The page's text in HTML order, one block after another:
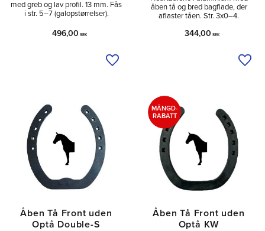
med greb og lav profil. 13 mm. Fås
i str. 5–7 (galopstørrelser).
496,00 SEK
Tilføj til ønskeliste
åben tå og bred bagflade, der
aflaster tåen. Str. 3x0–4.
344,00 SEK
Åben Tå Front uden
Optå Double-S
Åben Tå Front uden
Optå KW
MÄNGD-
RABATT